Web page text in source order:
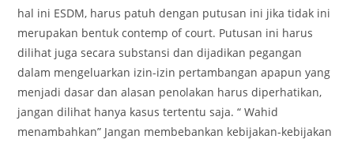
hal ini ESDM, harus patuh dengan putusan ini jika tidak ini
merupakan bentuk contemp of court. Putusan ini harus
dilihat juga secara substansi dan dijadikan pegangan
dalam mengeluarkan izin-izin pertambangan apapun yang
menjadi dasar dan alasan penolakan harus diperhatikan,
jangan dilihat hanya kasus tertentu saja. “ Wahid
menambahkan” Jangan membebankan kebijakan-kebijakan